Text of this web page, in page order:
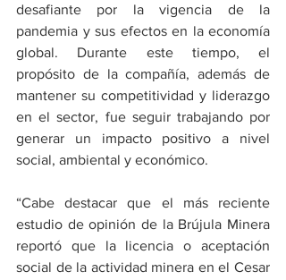
desafiante por la vigencia de la
pandemia y sus efectos en la economía
global. Durante este tiempo, el
propósito de la compañía, además de
mantener su competitividad y liderazgo
en el sector, fue seguir trabajando por
generar un impacto positivo a nivel
social, ambiental y económico.
“Cabe destacar que el más reciente
estudio de opinión de la Brújula Minera
reportó que la licencia o aceptación
social de la actividad minera en el Cesar